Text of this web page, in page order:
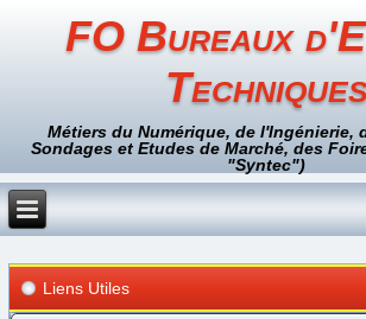
FO Bureaux
Métiers du Numérique, de l'Ingénierie,
Sondages et Etudes de Marché, des
"Syntec")
Liens Utiles